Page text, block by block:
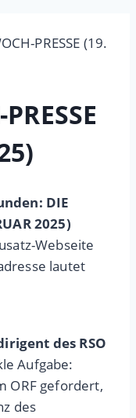
PRESSE (19.
DIE
2025)
Webseite
lautet
des RSO
Aufgabe:
ORF gefordert,
des